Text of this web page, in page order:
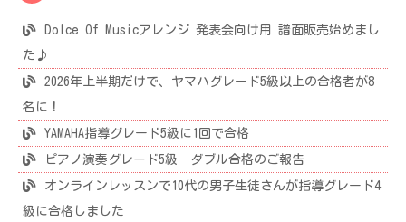
Dolce Of Musicアレンジ 発表会向け用 譜面販売始めまし
た♪
2026年上半期だけで、ヤマハグレード5級以上の合格者が8
名に！
YAMAHA指導グレード5級に1回で合格
ピアノ演奏グレード5級 ダブル合格のご報告
オンラインレッスンで10代の男子生徒さんが指導グレード4
級に合格しました